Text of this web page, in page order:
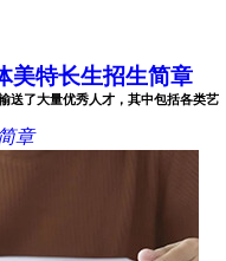
美特长生招生简章
送了大量优秀人才，其中包括各类艺
章